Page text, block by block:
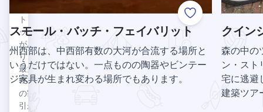
ト・
チャ
ール
ズ...
イリ
ノ
イ・
プレ
イリノイ・プレーリー・パスを見る
トレ
ット
があ
り、
最大
75％
の割
引が
Add to Favorites
スモール・バッチ・フェイバリット
州西部は、中西部有数の大河が合流する場所と
いうだけではない。一点ものの陶器やビンテー
ジ家具が生まれ変わる場所でもあります。
クイン
森の中の
ン・スト
宅に逃避
建築ツア